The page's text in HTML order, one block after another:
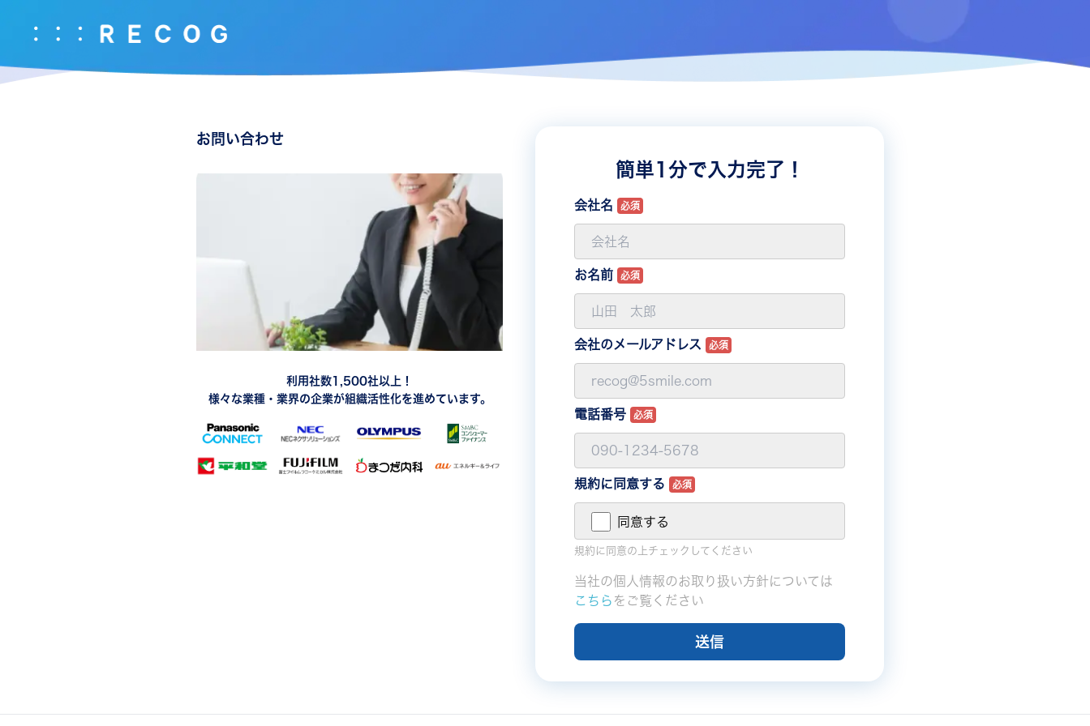
お問い合わせ
利用社数1,500社以上！
様々な業種・業界の企業が組織活性化を進めています。
簡単1分で入力完了！
会社名 必須
お名前 必須
会社のメールアドレス 必須
電話番号 必須
規約に同意する 必須
同意する
規約に同意の上チェックしてください
当社の個人情報のお取り扱い方針については
こちら をご覧ください
If
you
送信